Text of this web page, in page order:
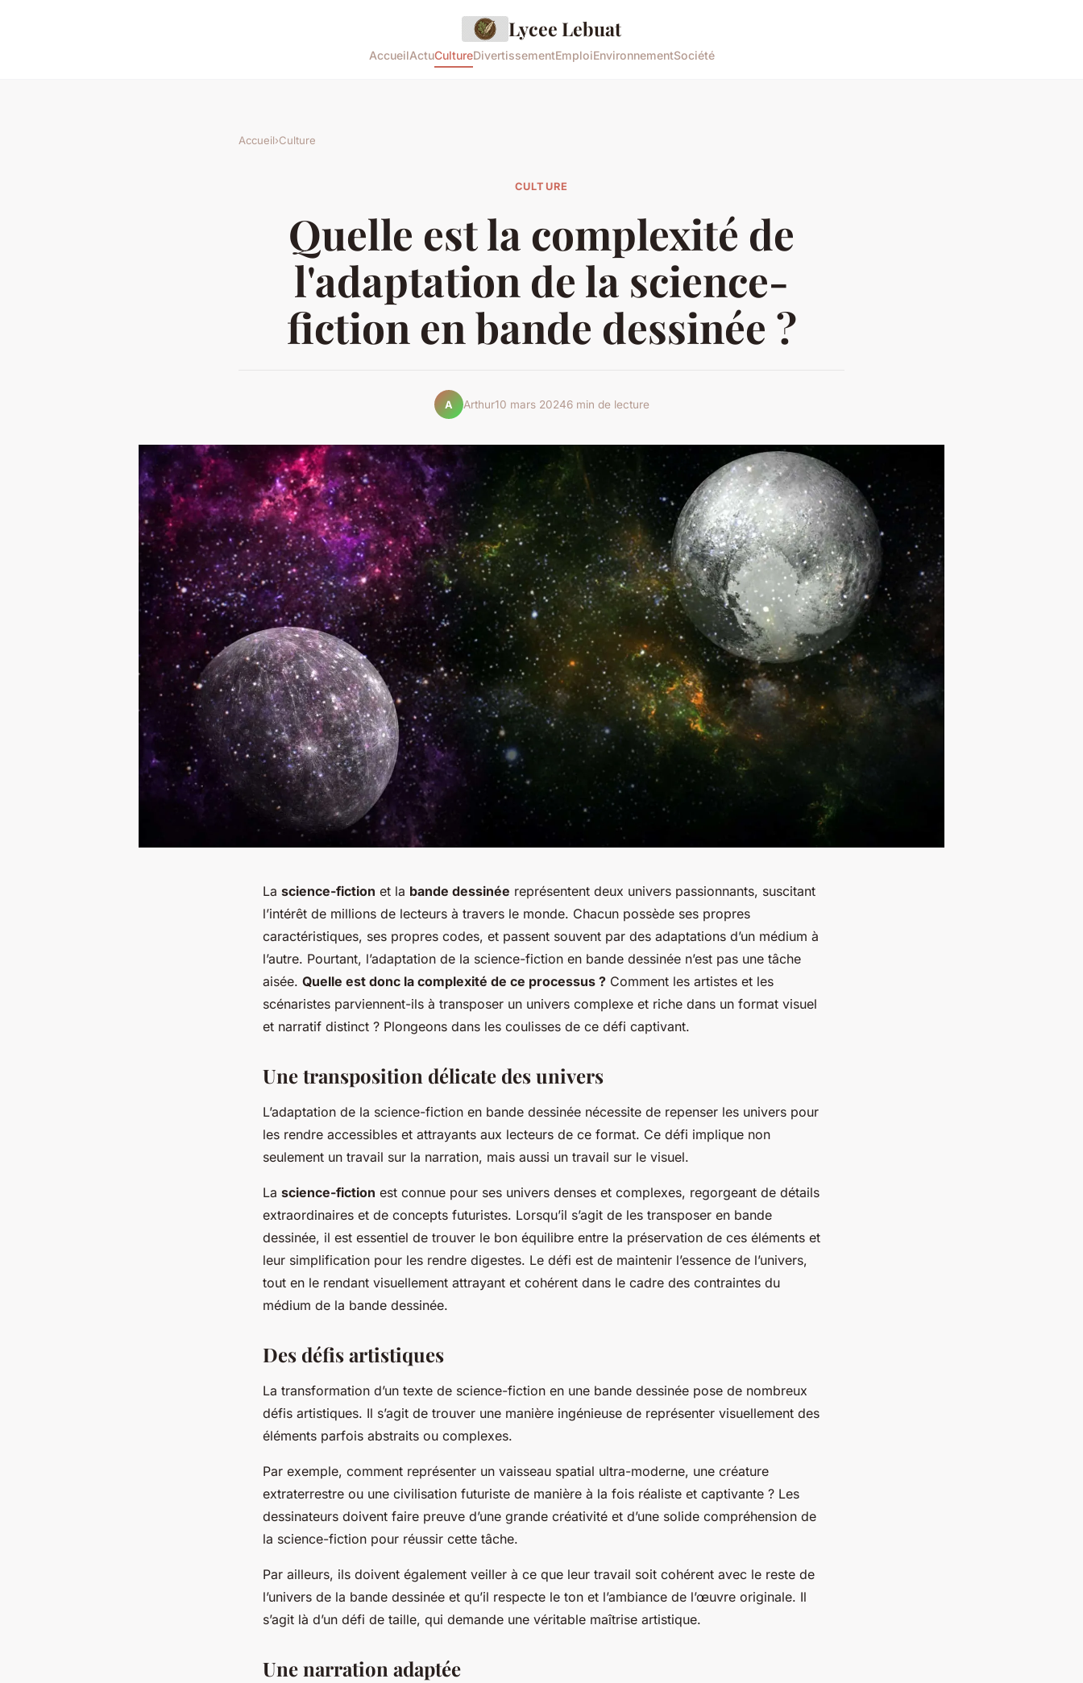
Lycee Lebuat
AccueilActuCultureDivertissementEmploiEnvironnementSociété
Accueil›Culture
CULTURE
Quelle est la complexité de
l'adaptation de la science-
fiction en bande dessinée ?
A Arthur10 mars 20246 min de lecture
La science-fiction et la bande dessinée représentent deux univers passionnants, suscitant
l’intérêt de millions de lecteurs à travers le monde. Chacun possède ses propres
caractéristiques, ses propres codes, et passent souvent par des adaptations d’un médium à
l’autre. Pourtant, l’adaptation de la science-fiction en bande dessinée n’est pas une tâche
aisée. Quelle est donc la complexité de ce processus ? Comment les artistes et les
scénaristes parviennent-ils à transposer un univers complexe et riche dans un format visuel
et narratif distinct ? Plongeons dans les coulisses de ce défi captivant.
Une transposition délicate des univers
L’adaptation de la science-fiction en bande dessinée nécessite de repenser les univers pour
les rendre accessibles et attrayants aux lecteurs de ce format. Ce défi implique non
seulement un travail sur la narration, mais aussi un travail sur le visuel.
La science-fiction est connue pour ses univers denses et complexes, regorgeant de détails
extraordinaires et de concepts futuristes. Lorsqu’il s’agit de les transposer en bande
dessinée, il est essentiel de trouver le bon équilibre entre la préservation de ces éléments et
leur simplification pour les rendre digestes. Le défi est de maintenir l’essence de l’univers,
tout en le rendant visuellement attrayant et cohérent dans le cadre des contraintes du
médium de la bande dessinée.
Des défis artistiques
La transformation d’un texte de science-fiction en une bande dessinée pose de nombreux
défis artistiques. Il s’agit de trouver une manière ingénieuse de représenter visuellement des
éléments parfois abstraits ou complexes.
Par exemple, comment représenter un vaisseau spatial ultra-moderne, une créature
extraterrestre ou une civilisation futuriste de manière à la fois réaliste et captivante ? Les
dessinateurs doivent faire preuve d’une grande créativité et d’une solide compréhension de
la science-fiction pour réussir cette tâche.
Par ailleurs, ils doivent également veiller à ce que leur travail soit cohérent avec le reste de
l’univers de la bande dessinée et qu’il respecte le ton et l’ambiance de l’œuvre originale. Il
s’agit là d’un défi de taille, qui demande une véritable maîtrise artistique.
Une narration adaptée